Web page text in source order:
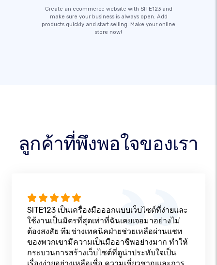
Create an ecommerce website with SITE123 and
make sure your business is always open. Add
products quickly and start selling. Make your online
store now!
ลูกค้าที่พึงพอใจของเรา
SITE123 เป็นเครื่องมือออกแบบเว็บไซต์ที่ง่ายและ
ใช้งานเป็นมิตรที่สุดเท่าที่ฉันเคยเจอมาอย่างไม่
ต้องสงสัย ทีมช่างเทคนิคฝ่ายช่วยเหลือผ่านแชท
ของพวกเขามีความเป็นมืออาชีพอย่างมาก ทำให้
กระบวนการสร้างเว็บไซต์ที่ดูน่าประทับใจเป็น